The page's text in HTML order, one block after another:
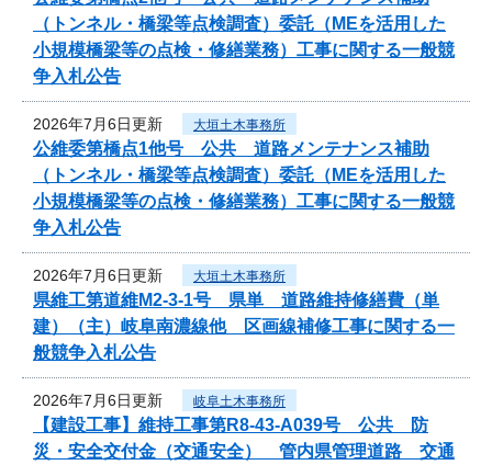
（トンネル・橋梁等点検調査）委託（MEを活用した
小規模橋梁等の点検・修繕業務）工事に関する一般競
争入札公告
2026年7月6日更新 大垣土木事務所
公維委第橋点1他号 公共 道路メンテナンス補助
（トンネル・橋梁等点検調査）委託（MEを活用した
小規模橋梁等の点検・修繕業務）工事に関する一般競
争入札公告
2026年7月6日更新 大垣土木事務所
県維工第道維M2-3-1号 県単 道路維持修繕費（単
建）（主）岐阜南濃線他 区画線補修工事に関する一
般競争入札公告
2026年7月6日更新 岐阜土木事務所
【建設工事】維持工事第R8-43-A039号 公共 防
災・安全交付金（交通安全） 管内県管理道路 交通